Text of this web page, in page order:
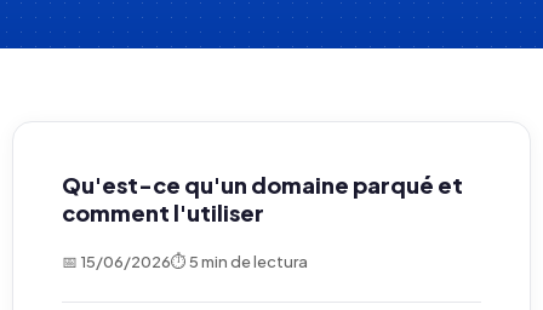
Qu'est-ce qu'un domaine parqué et
comment l'utiliser
📅 15/06/2026⏱ 5 min de lectura